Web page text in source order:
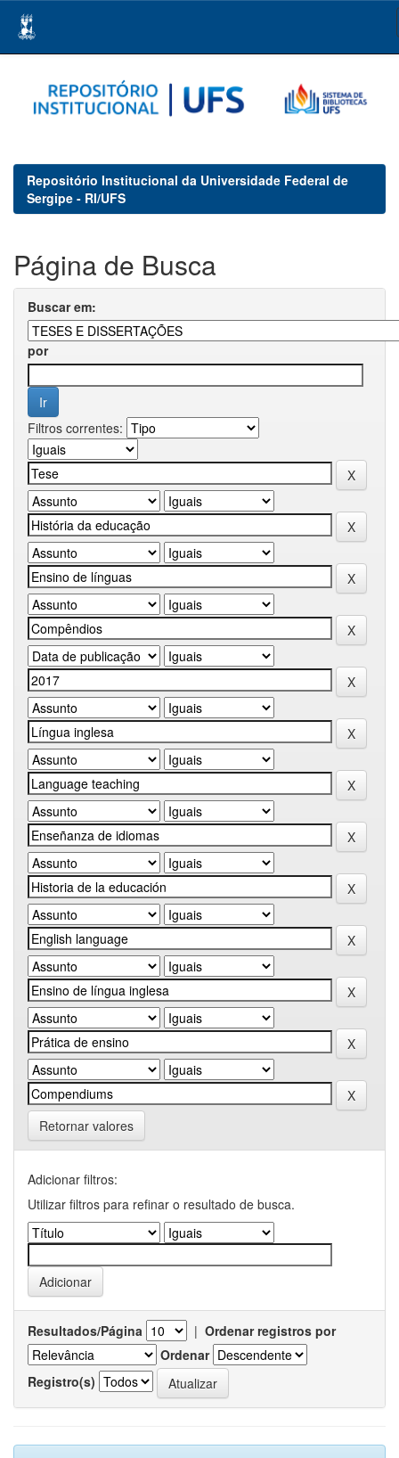
navigation
Repositório Institucional da Universidade Federal de
Sergipe - RI/UFS
Página de Busca
Buscar em:
por
Filtros correntes:
Retornar valores
Adicionar filtros:
Utilizar filtros para refinar o resultado de busca.
Resultados/Página | Ordenar registros por
Ordenar
Registro(s)